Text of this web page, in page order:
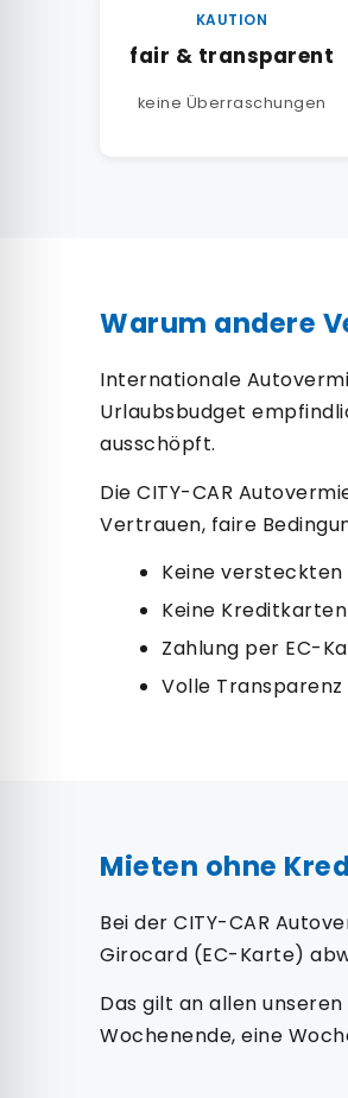
KAUTION
fair & transparent
keine Überraschungen
Warum andere
Internationale
Urlaubsbudget
ausschöpft.
Die CITY-CAR
Vertrauen, faire
Keine
Keine
Zahlung per EC-
Volle
Mieten ohne
Bei der CITY-CAR
Girocard (EC-Karte)
Das gilt an allen
Wochenende, eine